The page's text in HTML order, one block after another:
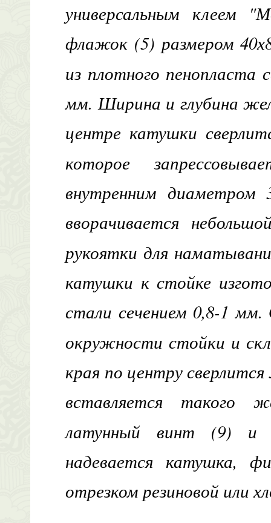
универсальным клеем
флажок (5) размером
из плотного
мм. Ширина и глубина
центре катушки
которое
внутренним
вворачивается
рукоятки для
катушки к стойке
стали сечением 0,8-1 мм.
окружности стойки и
края по центру
вставляется такого
латунный винт (9) и
надевается катушка,
отрезком резиновой или